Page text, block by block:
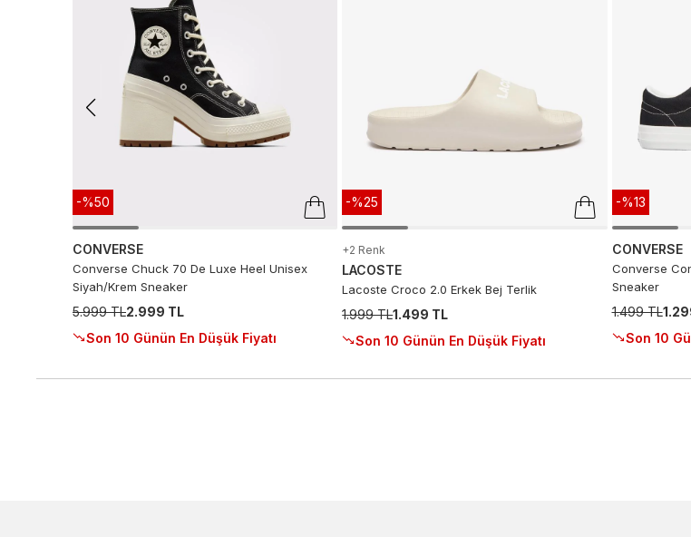
-%50
CONVERSE
Converse Chuck 70 De Luxe Heel Unisex
Siyah/Krem Sneaker
5.999 TL2.999 TL
Son 10 Günün En Düşük Fiyatı
-%25
+2 Renk
LACOSTE
Lacoste Croco 2.0 Erkek Bej Terlik
1.999 TL1.499 TL
Son 10 Günün En Düşük Fiyatı
-%13
CONVERSE
Converse
Sneaker
1.499 TL
Son 10